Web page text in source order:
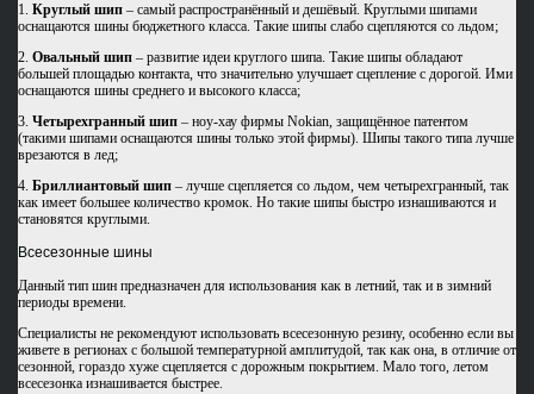
1. Круглый шип– самый распространённый и дешёвый. Круглыми шипами
оснащаются шины бюджетного класса. Такие шипы слабо сцепляются со льдом;
2. Овальный шип– развитие идеи круглого шипа. Такие шипы обладают
большей площадью контакта, что значительно улучшает сцепление с дорогой. Ими
оснащаются шины среднего и высокого класса;
3. Четырехгранный шип– ноу-хау фирмы Nokian, защищённое патентом
(такими шипами оснащаются шины только этой фирмы). Шипы такого типа лучше
врезаются в лед;
4. Бриллиантовый шип– лучше сцепляется со льдом, чем четырехгранный, так
как имеет большее количество кромок. Но такие шипы быстро изнашиваются и
становятся круглыми.
Всесезонные шины
Данный тип шин предназначен для использования как в летний, так и в зимний
периоды времени.
Специалисты не рекомендуют использовать всесезонную резину, особенно если вы
живете в регионах с большой температурной амплитудой, так как она, в отличие от
сезонной, гораздо хуже сцепляется с дорожным покрытием. Мало того, летом
всесезонка изнашивается быстрее.